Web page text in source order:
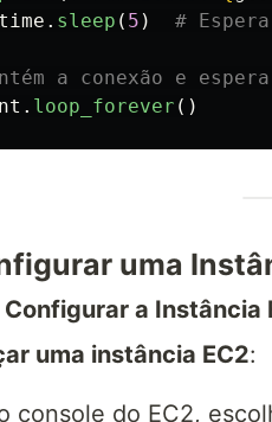
time . sleep ( 5 )
. loop_forever ()
uma
Configurar a Instância
uma instância EC2:
console do EC2,